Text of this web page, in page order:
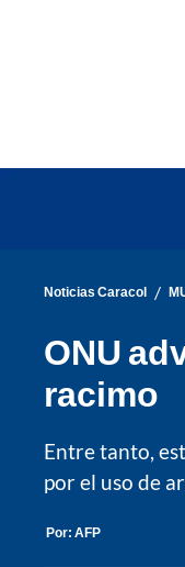
Noticias Caracol /
ONU
racimo
Entre tanto,
por el uso de
Por: AFP